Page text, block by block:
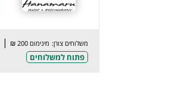
משלוחים צורן: מינימום 200 ₪ |
פתוח למשלוחים